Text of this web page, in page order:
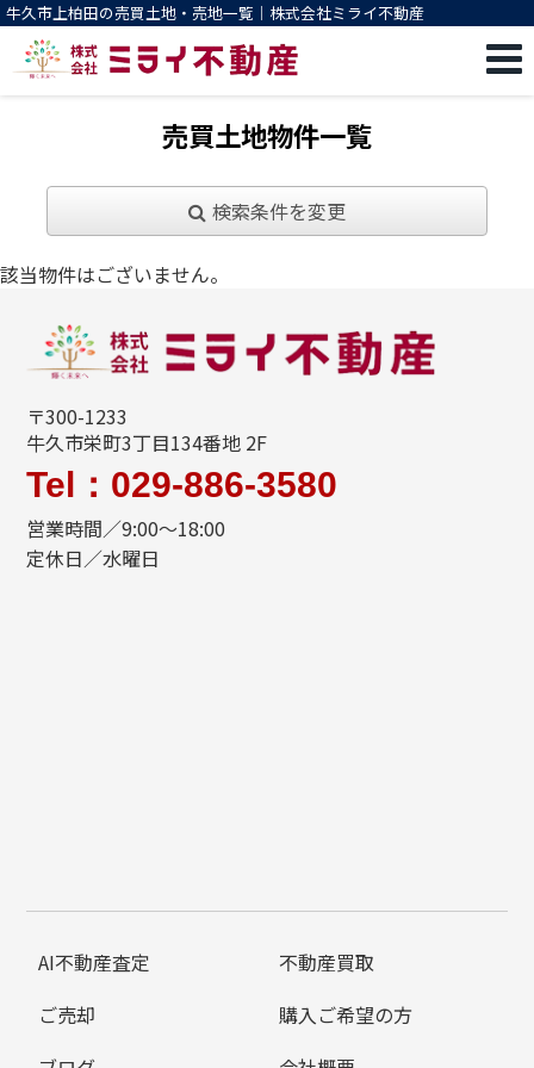
牛久市上柏田の売買土地・売地一覧｜株式会社ミライ不動産
売買土地物件一覧
検索条件を変更
該当物件はございません。
〒300-1233
牛久市栄町3丁目134番地 2F
Tel：029-886-3580
営業時間／9:00～18:00
定休日／水曜日
AI不動産査定
不動産買取
ご売却
購入ご希望の方